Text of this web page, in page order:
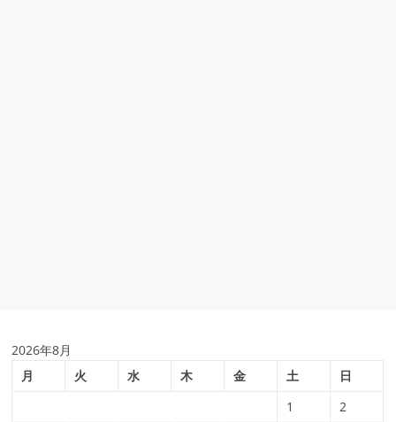
2026年8月
月
火 水 木 金 土
日
1
2